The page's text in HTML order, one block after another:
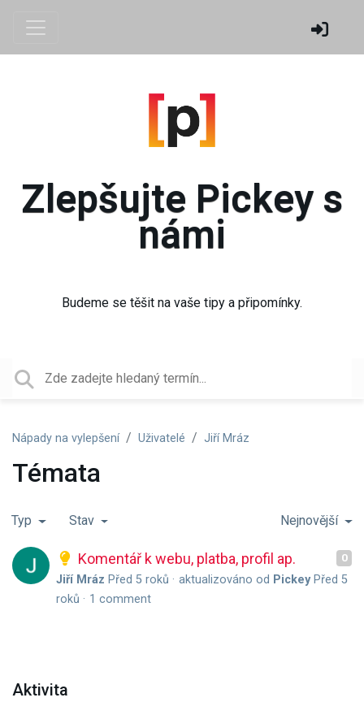
Zlepšujte Pickey s
námi
Budeme se těšit na vaše tipy a připomínky.
Nápady na vylepšení Uživatelé Jiří Mráz
Témata
Typ Stav Nejnovější
0
Komentář k webu, platba, profil ap.
Jiří Mráz Před 5 roků aktualizováno od Pickey Před 5
roků
1 comment
Aktivita